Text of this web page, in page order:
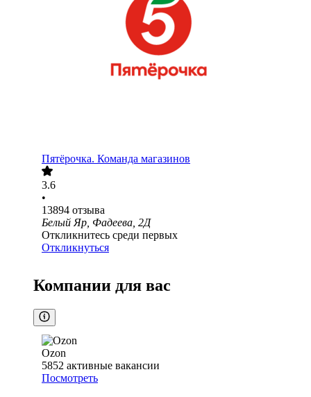
Пятёрочка. Команда магазинов
3.6
•
13894 отзыва
Белый Яр, Фадеева, 2Д
Откликнитесь среди первых
Откликнуться
Компании для вас
Ozon
5852 активные вакансии
Посмотреть